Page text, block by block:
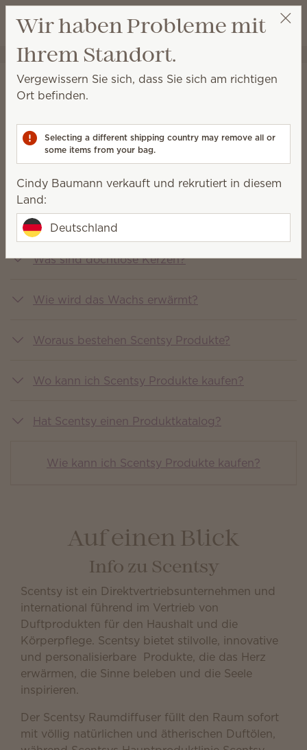
Wunschliste
Warenkorb
Cindy Baumann Party auswählen
Häufig gestellte fragen
Was ist Scentsy?
Welche Produkte verkauft Scentsy?
Was sind dochtlose Kerzen?
Wie wird das Wachs erwärmt?
Woraus bestehen Scentsy Produkte?
Wo kann ich Scentsy Produkte kaufen?
Hat Scentsy einen Produktkatalog?
Wie kann ich Scentsy Produkte kaufen?
Auf einen Blick
Info zu Scentsy
Scentsy ist ein Direktvertriebsunternehmen und
international führend im Vertrieb von
Duftprodukten für den Haushalt und die
Körperpflege. Scentsy bietet stilvolle, innovative
und personalisierbare Produkte, die das Herz
erwärmen, die Sinne beleben und die Seele
inspirieren.
Der Scentsy Raumdiffuser füllt den Raum sofort
mit völlig natürlichen und ätherischen Duftölen,
Wir haben Probleme mit
Ihrem Standort.
Vergewissern Sie sich, dass Sie sich am richtigen
Ort befinden.
Selecting a different shipping country may remove all or
some items from your bag.
Cindy Baumann verkauft und rekrutiert in diesem
Land:
Deutschland